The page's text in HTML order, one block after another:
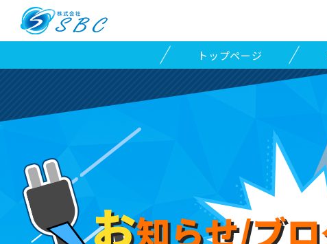
トップページ